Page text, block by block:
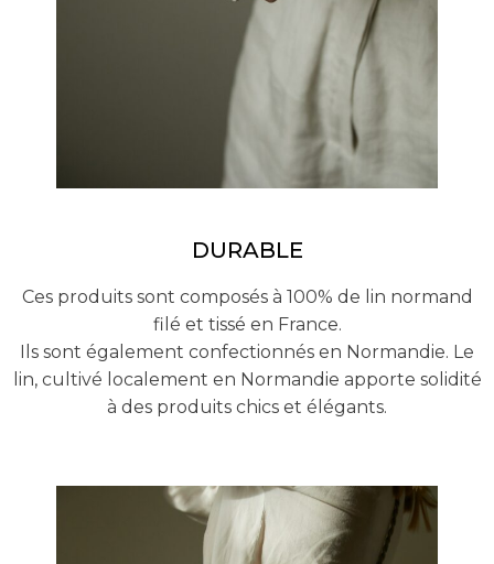
DURABLE
Ces produits sont composés à 100% de lin normand
filé et tissé en France.
Ils sont également confectionnés en Normandie. Le
lin, cultivé localement en Normandie apporte solidité
à des produits chics et élégants.